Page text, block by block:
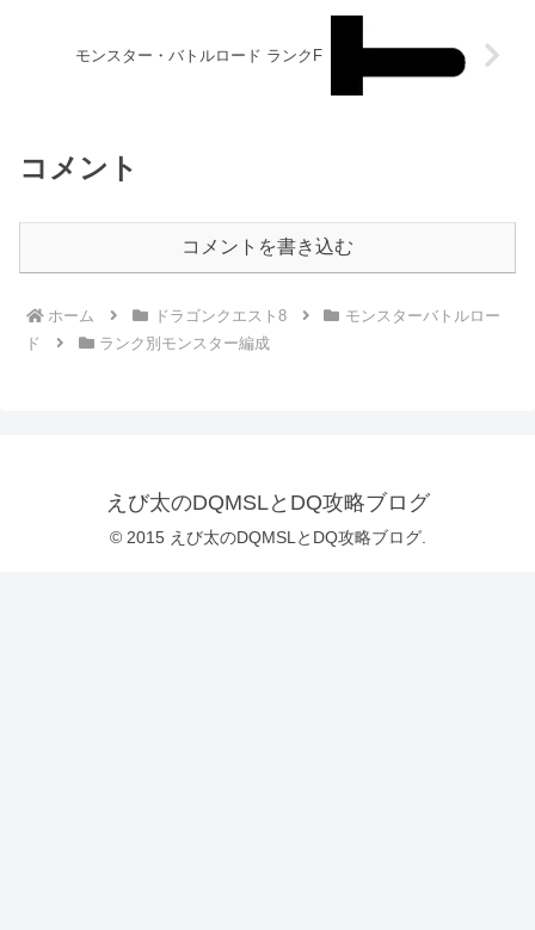
モンスター・バトルロード ランクF
コメント
コメントを書き込む
ホーム ドラゴンクエスト8
モンスターバトルロー
ド
ランク別モンスター編成
えび太のDQMSLとDQ攻略ブログ
© 2015 えび太のDQMSLとDQ攻略ブログ.